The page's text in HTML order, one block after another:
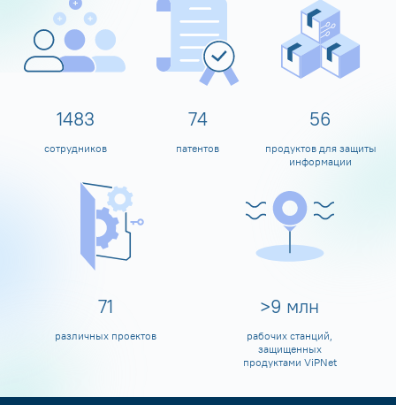
1599
сотрудников
80
патентов
60
продуктов для защиты
информации
80
различных проектов
>10 млн
рабочих станций,
защищенных
продуктами ViPNet